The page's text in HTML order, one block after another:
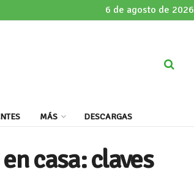
6 de agosto de 2026
MÁS DESCARGAS
casa: claves